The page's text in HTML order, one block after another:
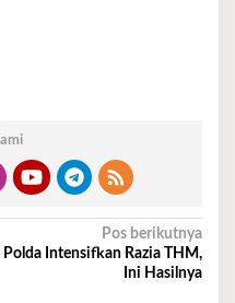
Pos berikutnya
Polda Intensifkan Razia THM,
Ini Hasilnya